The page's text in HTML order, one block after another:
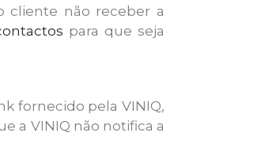
cliente não receber a
para que seja
fornecido pela VINIQ,
a VINIQ não notifica a